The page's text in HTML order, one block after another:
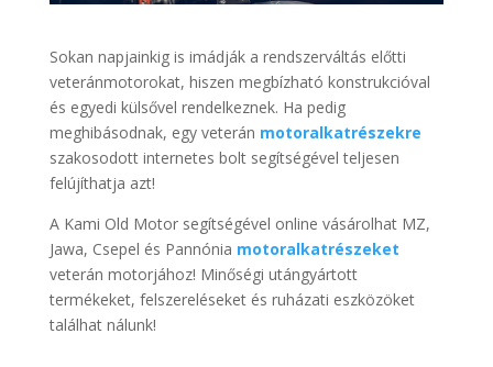
Sokan napjainkig is imádják a rendszerváltás előtti
veteránmotorokat, hiszen megbízható konstrukcióval
és egyedi külsővel rendelkeznek. Ha pedig
meghibásodnak, egy veterán motoralkatrészekre
szakosodott internetes bolt segítségével teljesen
felújíthatja azt!
A Kami Old Motor segítségével online vásárolhat MZ,
Jawa, Csepel és Pannónia motoralkatrészeket
veterán motorjához! Minőségi utángyártott
termékeket, felszereléseket és ruházati eszközöket
találhat nálunk!